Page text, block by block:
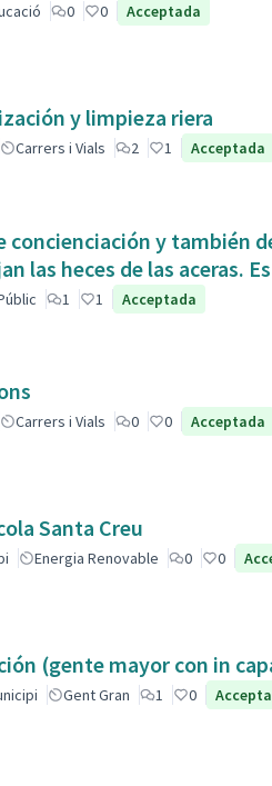
0 0 Acceptada
y limpieza riera
Carrers i Vials 2 1 Acceptada
concienciación y también
las heces de las aceras.
1 1 Acceptada
Carrers i Vials 0 0 Acceptada
Santa Creu
Energia Renovable 0 0
4 Generación (gente mayor con in
Gent Gran 1 0